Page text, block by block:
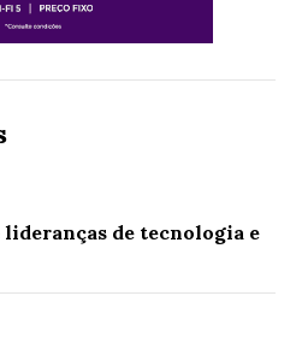
de tecnologia e